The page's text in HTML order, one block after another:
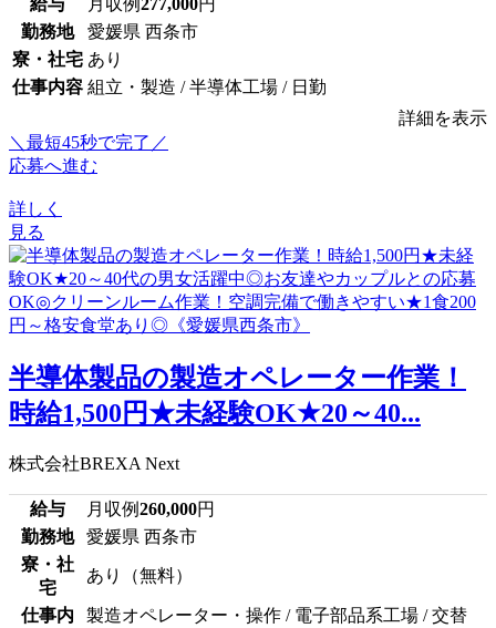
給与 月収例277,000円
勤務地
愛媛県 西条市
寮・社宅 あり
仕事内容 組立・製造 / 半導体工場 / 日勤
詳細を表示
＼最短45秒で完了／
応募へ進む
詳しく
見る
半導体製品の製造オペレーター作業！
時給1,500円★未経験OK★20～40...
株式会社BREXA Next
給与 月収例260,000円
勤務地
愛媛県 西条市
寮・社
宅
あり（無料）
仕事内
製造オペレーター・操作 / 電子部品系工場 / 交替